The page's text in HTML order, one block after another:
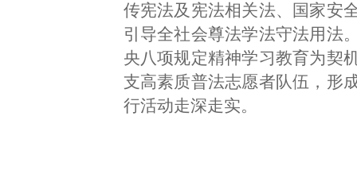
传宪法及宪法相关法、国家安
引导全社会尊法学法守法用法
央八项规定精神学习教育为契
支高素质普法志愿者队伍，形
行活动走深走实。